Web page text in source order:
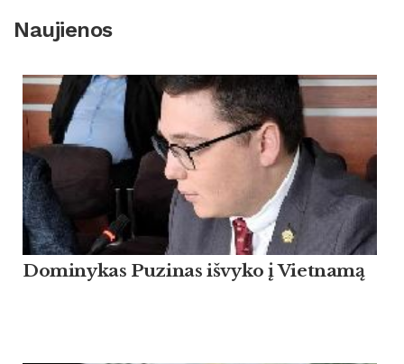
Naujienos
Dominykas Puzinas išvyko į Vietnamą